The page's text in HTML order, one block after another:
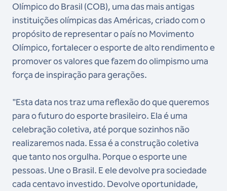
Olímpico do Brasil (COB), uma das mais antigas
instituições olímpicas das Américas, criado com o
propósito de representar o país no Movimento
Olímpico, fortalecer o esporte de alto rendimento e
promover os valores que fazem do olimpismo uma
força de inspiração para gerações.
"Esta data nos traz uma reflexão do que queremos
para o futuro do esporte brasileiro. Ela é uma
celebração coletiva, até porque sozinhos não
realizaremos nada. Essa é a construção coletiva
que tanto nos orgulha. Porque o esporte une
pessoas. Une o Brasil. E ele devolve pra sociedade
cada centavo investido. Devolve oportunidade,